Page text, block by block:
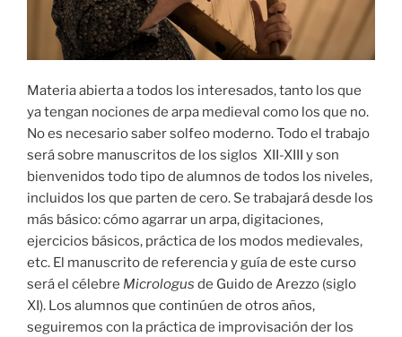
Materia abierta a todos los interesados, tanto los que
ya tengan nociones de arpa medieval como los que no.
No es necesario saber solfeo moderno. Todo el trabajo
será sobre manuscritos de los siglos XII-XIII y son
bienvenidos todo tipo de alumnos de todos los niveles,
incluidos los que parten de cero. Se trabajará desde los
más básico: cómo agarrar un arpa, digitaciones,
ejercicios básicos, práctica de los modos medievales,
etc. El manuscrito de referencia y guía de este curso
será el célebre Micrologus de Guido de Arezzo (siglo
XI). Los alumnos que continúen de otros años,
seguiremos con la práctica de improvisación der los